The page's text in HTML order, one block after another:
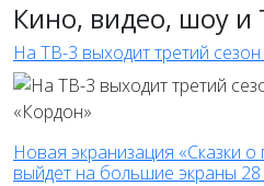
Кино, видео, шоу и
На ТВ-3 выходит третий
Новая экранизация «Сказки
выйдет на большие экраны 28